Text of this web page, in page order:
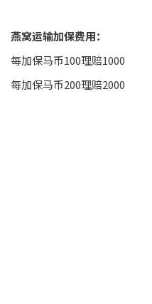
燕窝运输加保费用：
每加保马币100理赔1000
每加保马币200理赔2000